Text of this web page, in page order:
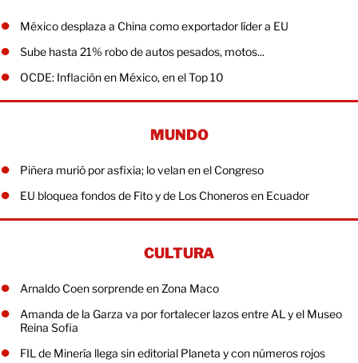
México desplaza a China como exportador líder a EU
Sube hasta 21% robo de autos pesados, motos...
OCDE: Inflación en México, en el Top 10
MUNDO
Piñera murió por asfixia; lo velan en el Congreso
EU bloquea fondos de Fito y de Los Choneros en Ecuador
CULTURA
Arnaldo Coen sorprende en Zona Maco
Amanda de la Garza va por fortalecer lazos entre AL y el Museo
Reina Sofia
FIL de Minería llega sin editorial Planeta y con números rojos